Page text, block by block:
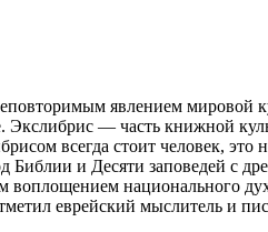
явлением мировой
— часть книжной
всегда стоит человек,
и Десяти заповедей с
национального
еврейский мыслитель и